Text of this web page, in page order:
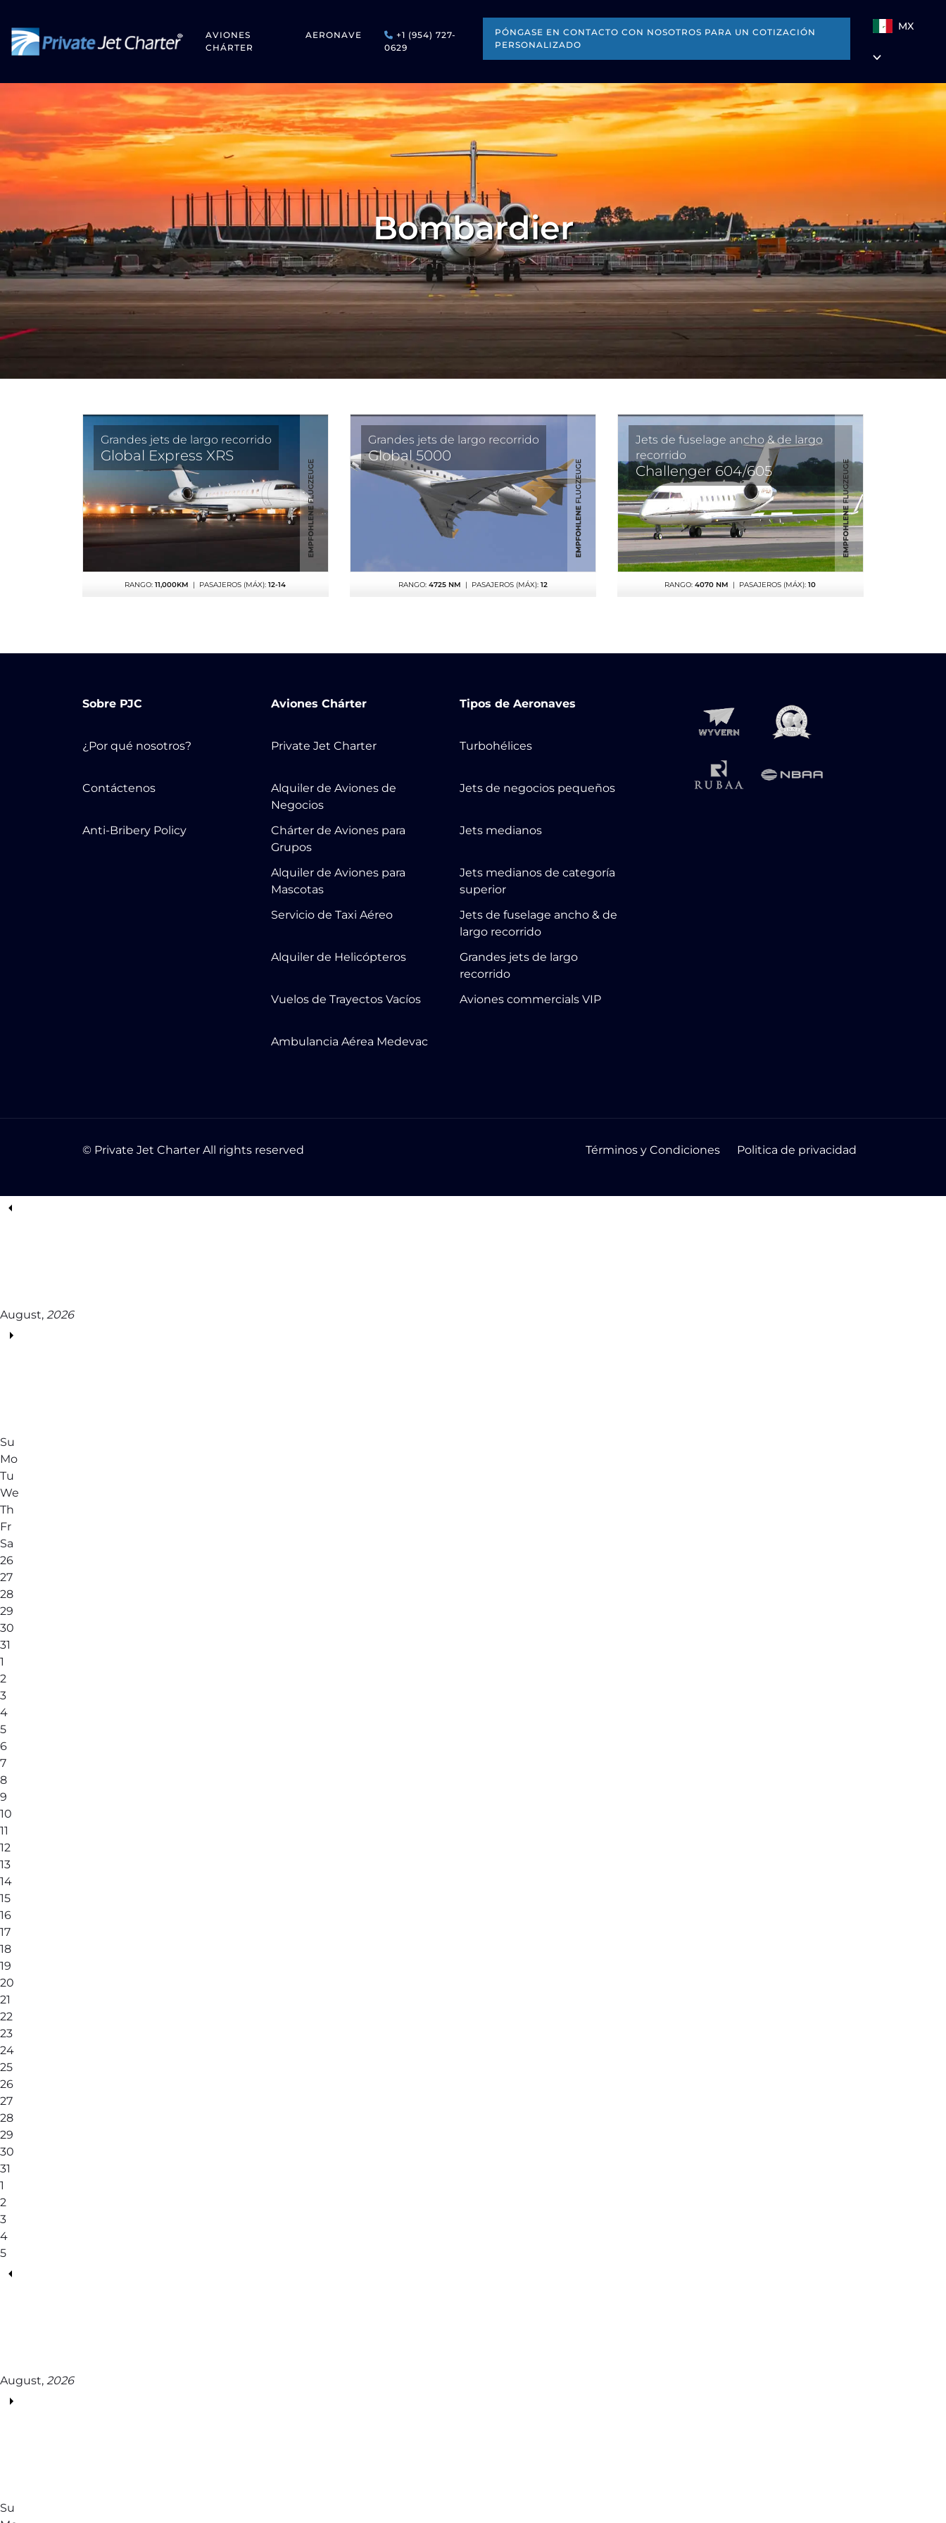
AVIONES
CHÁRTER
AERONAVE
+1 (954) 727-
0629
PÓNGASE EN CONTACTO CON NOSOTROS PARA UN COTIZACIÓN
PERSONALIZADO
MX
Bombardier
Grandes jets de largo recorrido
Global Express XRS
RANGO:11,000KM | PASAJEROS (MÁX):12-14
Grandes jets de largo recorrido
Global 5000
RANGO: 4725 NM | PASAJEROS (MÁX): 12
Jets de fuselage ancho & de largo
recorrido
Challenger 604/605
RANGO:4070 NM | PASAJEROS (MÁX):10
Sobre PJC
¿Por qué nosotros?
Contáctenos
Anti-Bribery Policy
Aviones Chárter
Private Jet Charter
Alquiler de Aviones de
Negocios
Chárter de Aviones para
Grupos
Alquiler de Aviones para
Mascotas
Servicio de Taxi Aéreo
Alquiler de Helicópteros
Vuelos de Trayectos Vacíos
Ambulancia Aérea Medevac
Tipos de Aeronaves
Turbohélices
Jets de negocios pequeños
Jets medianos
Jets medianos de categoría
superior
Jets de fuselage ancho & de
largo recorrido
Grandes jets de largo
recorrido
Aviones commercials VIP
© Private Jet Charter All rights reserved Términos y Condiciones Politica de privacidad
August, 2026
Su
Mo
Tu
We
Th
Fr
Sa
26
27
28
29
30
31
1
2
3
4
5
6
7
8
9
10
11
12
13
14
15
16
17
18
19
20
21
22
23
24
25
26
27
28
29
30
31
1
2
3
4
5
August, 2026
Su